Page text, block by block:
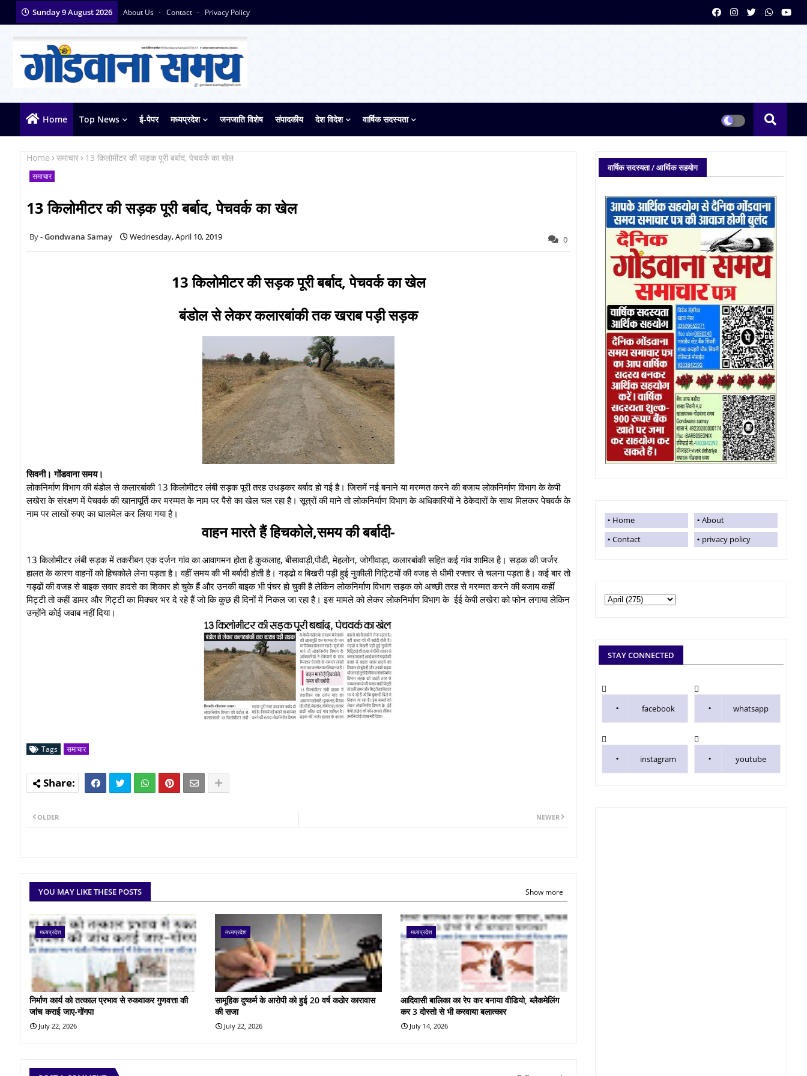
Sunday 9 August 2026 About Us Contact Privacy Policy
Home Top News ई-पेपर मध्यप्रदेश जनजाति विशेष संपादकीय देश विदेश वार्षिक सदस्यता
Home समाचार 13 किलोमीटर की सड़क पूरी बर्बाद, पेचवर्क का खेल
समाचार
13 किलोमीटर की सड़क पूरी बर्बाद, पेचवर्क का खेल
Gondwana Samay Wednesday, April 10, 2019 0
13 किलोमीटर की सड़क पूरी बर्बाद, पेचवर्क का खेल
बंडोल से लेकर कलारबांकी तक खराब पड़ी सड़क
सिवनी। गोंडवाना समय।
लोकनिर्माण विभाग की बंडोल से कलारबांकी 13 किलोमीटर लंबी सड़क पूरी तरह उधड़कर बर्बाद हो गई है। जिसमें नई बनाने या मरम्मत करने की बजाय लोकनिर्माण विभाग के केपी
लखेरा के संरक्षण में पेचवर्क की खानापूर्ति कर मरम्मत के नाम पर पैसे का खेल चल रहा है। सूत्रों की माने तो लोकनिर्माण विभाग के अधिकारियों ने ठेकेदारों के साथ मिलकर पेचवर्क के
नाम पर लाखों रुपए का घालमेल कर लिया गया है।
वाहन मारते हैं हिचकोले,समय की बर्बादी-
13 किलोमीटर लंबी सड़क में तकरीबन एक दर्जन गांव का आवागमन होता है कुकलाह, बीसावाड़ी,पौडी, मेहलोन, जोगीवाड़ा, कलारबांकी सहित कई गांव शामिल है। सड़क की जर्जर
हालत के कारण वाहनों को हिचकोले लेना पड़ता है। वहीं समय की भी बर्बादी होती है। गड्ढो व बिखरी पड़ी हुई नुकीली गिट्टियों की वजह से धीमी रफ्तार से चलना पड़ता है। कई बार तो
गड्ढों की वजह से बाइक सवार हादसे का शिकार हो चुके हैं और उनकी बाइक भी पंचर हो चुकी है लेकिन लोकनिर्माण विभाग सड़क को अच्छी तरह से मरम्मत करने की बजाय कहीं
मिट्टी तो कहीं डामर और गिट्टी का मिक्चर भर दे रहे हैं जो कि कुछ ही दिनों में निकल जा रहा है। इस मामले को लेकर लोकनिर्माण विभाग के ईई केपी लखेरा को फोन लगाया लेकिन
उन्होंने कोई जवाब नहीं दिया।
Tags समाचार
NEWER
OLDER
YOU MAY LIKE THESE POSTS Show more
मध्यप्रदेश
निर्माण कार्य को तत्काल प्रभाव से रुकवाकर गुणवत्ता की
जांच कराई जाए-गोंगपा
July 22, 2026
मध्यप्रदेश
सामूहिक दुष्कर्म के आरोपी को हुई 20 वर्ष कठोर कारावास
की सजा
July 22, 2026
मध्यप्रदेश
आदिवासी बालिका का रेप कर बनाया वीडियो, ब्लैकमेलिंग
कर 3 दोस्तो से भी करवाया बलात्कार
July 14, 2026
वार्षिक सदस्यता / आर्थिक सहयोग
Home
About
Contact
privacy policy
STAY CONNECTED
facebook whatsapp
instagram youtube